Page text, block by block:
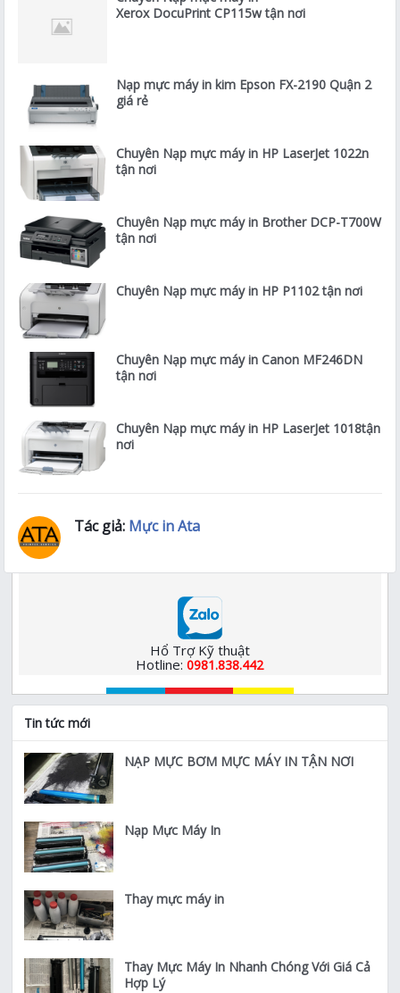
Xerox DocuPrint CP115w tận nơi
Nạp mực máy in kim Epson FX-2190 Quận 2
giá rẻ
Chuyên Nạp mực máy in HP LaserJet 1022n
tận nơi
Chuyên Nạp mực máy in Brother DCP-T700W
tận nơi
Chuyên Nạp mực máy in HP P1102 tận nơi
Chuyên Nạp mực máy in Canon MF246DN
tận nơi
Chuyên Nạp mực máy in HP LaserJet 1018tận
nơi
Tác giả: Mực in Ata
Hổ Trợ Kỹ thuật
Hotline:0981.838.442
Tin tức mới
NẠP MỰC BƠM MỰC MÁY IN TẬN NƠI
Nạp Mực Máy In
Thay mực máy in
Thay Mực Máy In Nhanh Chóng Với Giá Cả
Hợp Lý